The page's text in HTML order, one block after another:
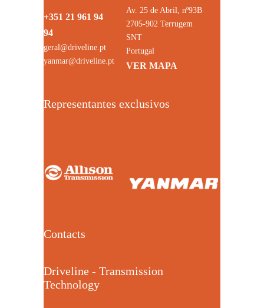
+351 21 961 94
94
geral@driveline.pt
yanmar@driveline.pt
Av. 25 de Abril, nº93B
2705-902 Terrugem
SNT
Portugal
VER MAPA
Representantes exclusivos
Contacts
Driveline - Transmission
Technology